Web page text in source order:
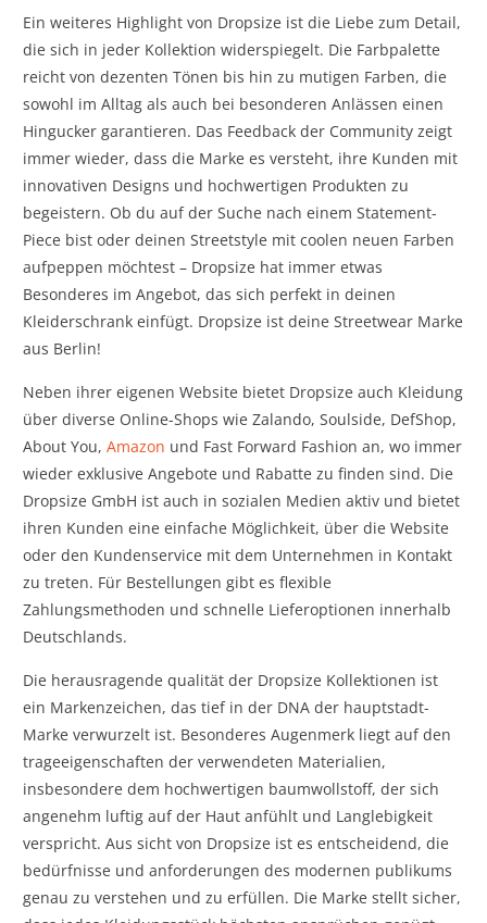
Ein weiteres Highlight von Dropsize ist die Liebe zum Detail,
die sich in jeder Kollektion widerspiegelt. Die Farbpalette
reicht von dezenten Tönen bis hin zu mutigen Farben, die
sowohl im Alltag als auch bei besonderen Anlässen einen
Hingucker garantieren. Das Feedback der Community zeigt
immer wieder, dass die Marke es versteht, ihre Kunden mit
innovativen Designs und hochwertigen Produkten zu
begeistern. Ob du auf der Suche nach einem Statement-
Piece bist oder deinen Streetstyle mit coolen neuen Farben
aufpeppen möchtest – Dropsize hat immer etwas
Besonderes im Angebot, das sich perfekt in deinen
Kleiderschrank einfügt. Dropsize ist deine Streetwear Marke
aus Berlin!
Neben ihrer eigenen Website bietet Dropsize auch Kleidung
über diverse Online-Shops wie Zalando, Soulside, DefShop,
About You,Amazon und Fast Forward Fashion an, wo immer
wieder exklusive Angebote und Rabatte zu finden sind. Die
Dropsize GmbH ist auch in sozialen Medien aktiv und bietet
ihren Kunden eine einfache Möglichkeit, über die Website
oder den Kundenservice mit dem Unternehmen in Kontakt
zu treten. Für Bestellungen gibt es flexible
Zahlungsmethoden und schnelle Lieferoptionen innerhalb
Deutschlands.
Die herausragende qualität der Dropsize Kollektionen ist
ein Markenzeichen, das tief in der DNA der hauptstadt-
Marke verwurzelt ist. Besonderes Augenmerk liegt auf den
trageeigenschaften der verwendeten Materialien,
insbesondere dem hochwertigen baumwollstoff, der sich
angenehm luftig auf der Haut anfühlt und Langlebigkeit
verspricht. Aus sicht von Dropsize ist es entscheidend, die
bedürfnisse und anforderungen des modernen publikums
genau zu verstehen und zu erfüllen. Die Marke stellt sicher,